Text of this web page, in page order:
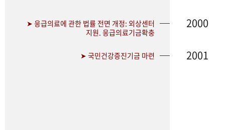
➤ 응급의료에 관한 법률 전면 개정: 외상센터
지원. 응급의료기금확충
2000
➤ 국민건강증진기금 마련 2001